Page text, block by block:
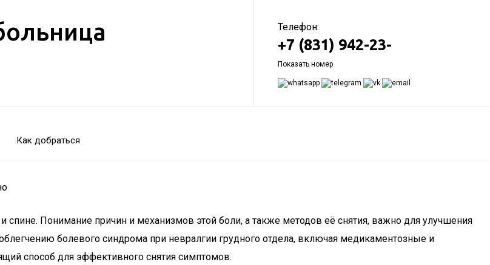
Телефон:
+7 (831) 942-23-
Показать номер
Как добраться
спине. Понимание причин и механизмов этой боли, а также методов её снятия, важно для улучшения
болевого синдрома при невралгии грудного отдела, включая медикаментозные и
способ для эффективного снятия симптомов.